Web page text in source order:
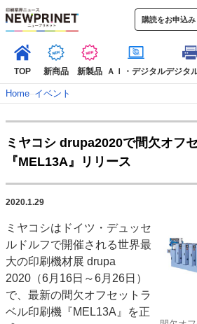
購読をお申込み
TOP 新商品 新製品 ＡＩ・デジタルデジタ
新着記事 特集記事
インタビュー
コレクション
SDGs・地域
ポストプレス ビジネス イ
市場・統計
人事・移転・異動・訃報
特集記事カテゴリー一覧
2022 見える化・MIS特集
Home–イベント
ミヤコシ drupa2020で間欠オフ
『MEL13A』リリース
2020.1.29
ミヤコシはドイツ・デュッセ
ルドルフで開催される世界最
大の印刷機材展 drupa
2020（6月16日～6月26日）
で、最新の間欠オフセットラ
ベル印刷機『MEL13A』を正